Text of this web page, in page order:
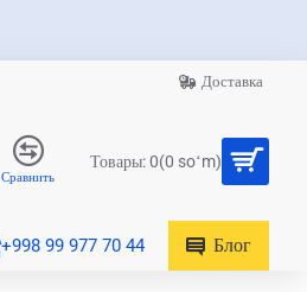
Доставка
Сравнить
Товары: 0(0 soʻm)
+998 99 977 70 44 Блог